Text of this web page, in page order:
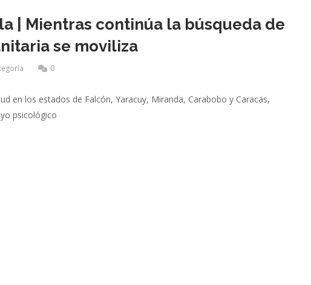
| Mientras continúa la búsqueda de
se moviliza
0
en los estados de Falcón, Yaracuy, Miranda, Carabobo y Caracas,
psicológico